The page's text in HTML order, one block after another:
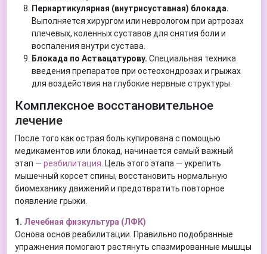
Периартикулярная (внутрисуставная) блокада.
Выполняется хирургом или неврологом при артрозах
плечевых, коленных суставов для снятия боли и
воспаления внутри сустава.
Блокада по Аствацатурову. Специальная техника
введения препаратов при остеохондрозах и грыжах
для воздействия на глубокие нервные структуры.
Комплексное восстановительное
лечение
После того как острая боль купирована с помощью
медикаментов или блокад, начинается самый важный
этап — реабилитация . Цель этого этапа — укрепить
мышечный корсет спины, восстановить нормальную
биомеханику движений и предотвратить повторное
появление грыжи.
1. Лечебная физкультура (ЛФК)
Основа основ реабилитации. Правильно подобранные
упражнения помогают растянуть спазмированные мышцы